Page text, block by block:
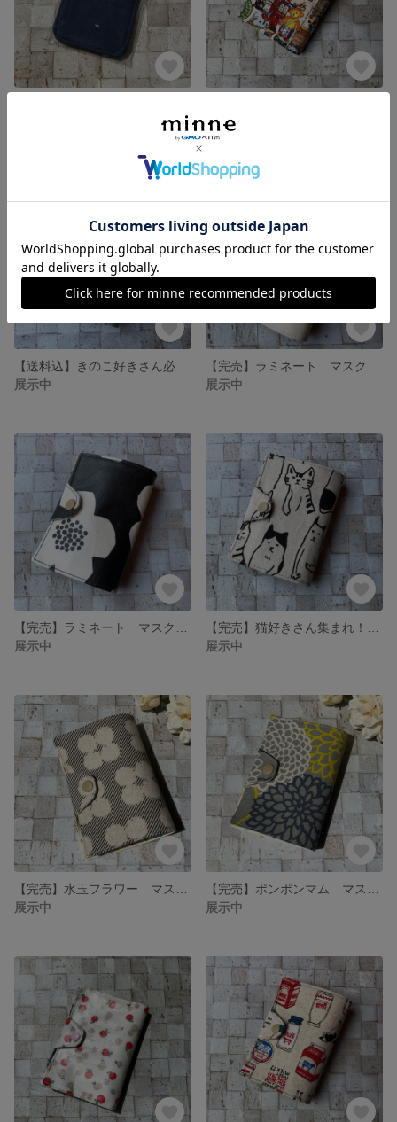
展示中
展示中
展示中
展示中
展示中
展示中
展示中